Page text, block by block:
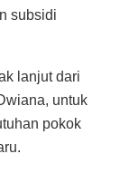
subsidi
lanjut dari
untuk
pokok